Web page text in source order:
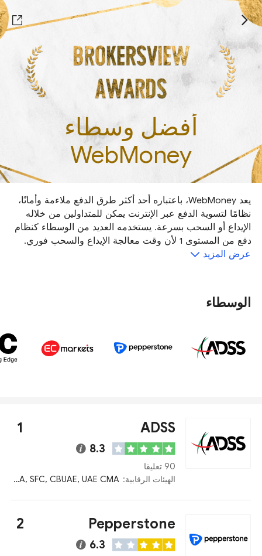
أفضل وسطاء
WebMoney
يعد WebMoney، باعتباره أحد أكثر طرق الدفع ملاءمة وأمانًا،
نظامًا لتسوية الدفع عبر الإنترنت يمكن للمتداولين من خلاله
الإيداع أو السحب بسرعة. يستخدمه العديد من الوسطاء كنظام
دفع من المستوى 1 لأن وقت معالجة الإيداع والسحب فوري.
بناءً على طريقة الدفع وكفاءة التحويل والسحب، يتم تحديد
عرض المزيد
الوسطاء
ADSS
1
8.3
90 تعليقا
الهيئات الرقابية:
FCA, SFC, CBUAE, UAE CMA
Pepperstone
2
6.3